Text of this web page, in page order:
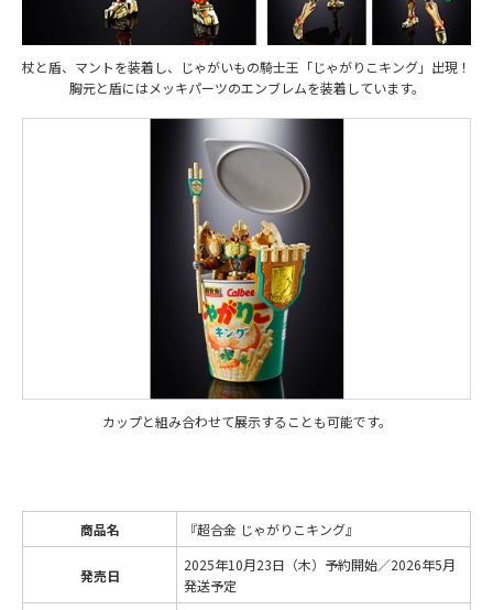
杖と盾、マントを装着し、じゃがいもの騎士王「じゃがりこキング」出現！
胸元と盾にはメッキパーツのエンブレムを装着しています。
カップと組み合わせて展示することも可能です。
商品名 『超合金 じゃがりこキング』
発売日
2025年10月23日（木）予約開始／2026年5月
発送予定